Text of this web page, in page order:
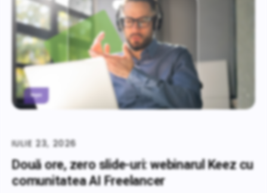
Două ore, zero slide-uri: webinarul Keez cu
comunitatea AI Freelancer
IULIE 23, 2026